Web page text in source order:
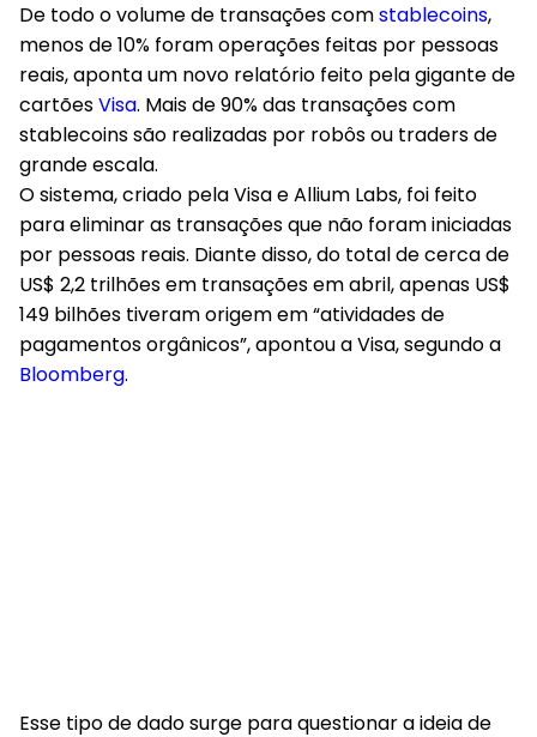
De todo o volume de transações comstablecoins,
menos de 10% foram operações feitas por pessoas
reais, aponta um novo relatório feito pela gigante de
cartõesVisa. Mais de 90% das transações com
stablecoins são realizadas por robôs ou traders de
grande escala.
O sistema, criado pela Visa e Allium Labs, foi feito
para eliminar as transações que não foram iniciadas
por pessoas reais. Diante disso, do total de cerca de
US$ 2,2 trilhões em transações em abril, apenas US$
149 bilhões tiveram origem em “atividades de
pagamentos orgânicos”, apontou a Visa, segundo a
Bloomberg.
Esse tipo de dado surge para questionar a ideia de